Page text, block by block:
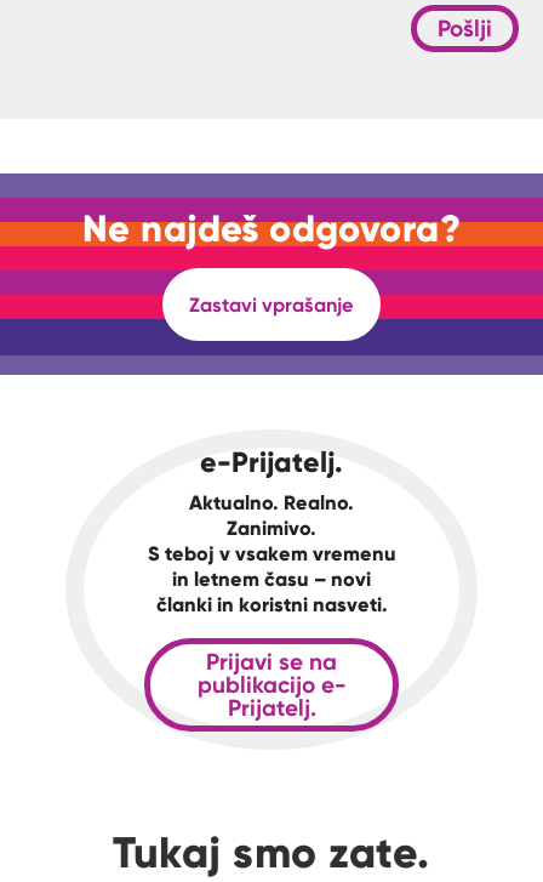
Pošlji
Ne najdeš odgovora?
Zastavi vprašanje
e-Prijatelj.
Aktualno. Realno.
Zanimivo.
S teboj v vsakem vremenu
in letnem času – novi
članki in koristni nasveti.
Prijavi se na
publikacijo e-
Prijatelj.
Tukaj smo zate.